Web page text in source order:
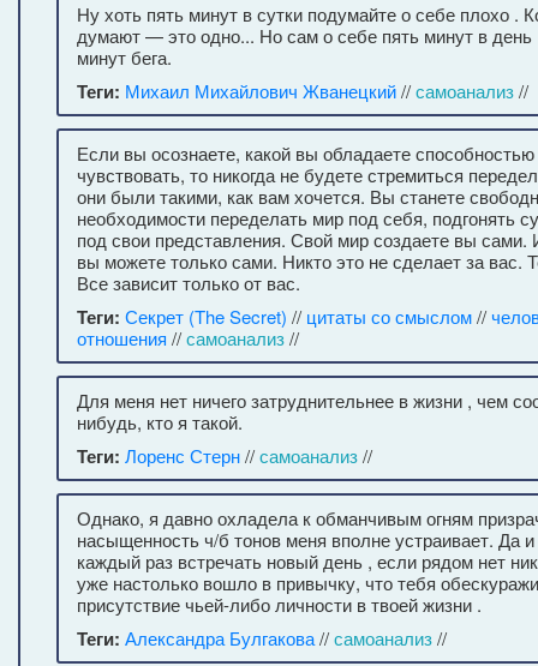
Ну хоть пять минут в сутки подумайте о себе плохо .
думают — это одно... Но сам о себе пять минут в день
минут бега.
Теги: Михаил Михайлович Жванецкий//самоанализ//
Если вы осознаете, какой вы обладаете
чувствовать, то никогда не будете стремиться
они были такими, как вам хочется. Вы станете
необходимости переделать мир под себя, подгонять
под свои представления. Свой мир создаете вы сами.
вы можете только сами. Никто это не сделает за вас.
Все зависит только от вас.
Теги: Секрет (The Secret) // цитаты со смыслом//
отношения //самоанализ//
Для меня нет ничего затруднительнее в жизни , чем
нибудь, кто я такой.
Теги: Лоренс Стерн//самоанализ//
Однако, я давно охладела к обманчивым огням
насыщенность ч/б тонов меня вполне устраивает. Да
каждый раз встречать новый день , если рядом нет
уже настолько вошло в привычку, что тебя
присутствие чьей-либо личности в твоей жизни .
Теги: Александра Булгакова//самоанализ//